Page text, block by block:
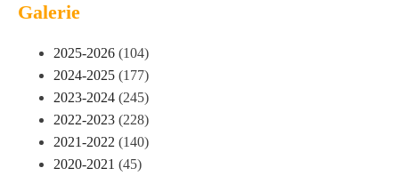
Galerie
2025-2026 (104)
2024-2025 (177)
2023-2024 (245)
2022-2023 (228)
2021-2022 (140)
2020-2021 (45)